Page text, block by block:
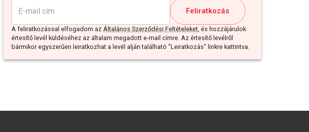
Feliratkozás
A feliratkozással elfogadom az Általános Szerződési Feltételeket, és hozzájárulok
értesítő levél küldéséhez az általam megadott e-mail címre. Az értesítő levélről
bármikor egyszerűen leiratkozhat a levél alján található "Leiratkozás" linkre kattintva.